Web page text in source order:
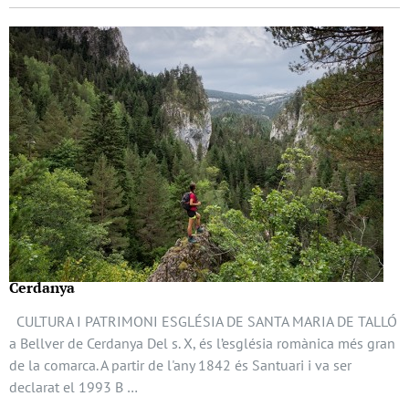
Cerdanya
CULTURA I PATRIMONI ESGLÉSIA DE SANTA MARIA DE TALLÓ
a Bellver de Cerdanya Del s. X, és l’església romànica més gran
de la comarca. A partir de l'any 1842 és Santuari i va ser
declarat el 1993 B …